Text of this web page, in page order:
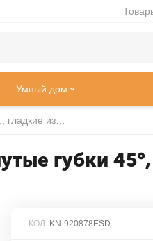
Умный дом
губки
КОД: KN-920878ESD